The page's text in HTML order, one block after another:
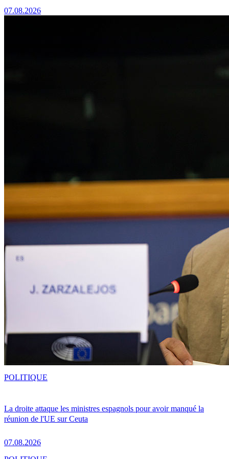
07.08.2026
La droite attaque les ministres espagnols pour avoir manqué la
réunion de l'UE sur Ceuta
07.08.2026
POLITIQUE